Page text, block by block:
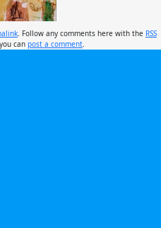
. Follow any comments here with the RSS
can post a comment